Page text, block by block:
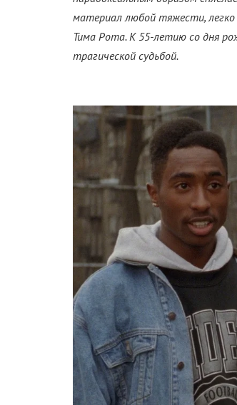
материал любой тяжести, легко
Тима Рота. К 55-летию со дня
трагической судьбой.